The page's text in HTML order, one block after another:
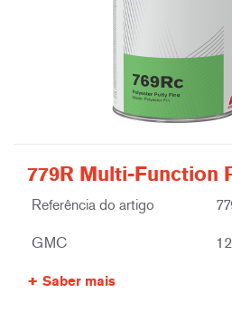
779R Multi-Function
Referência do artigo
GMC
Saber mais